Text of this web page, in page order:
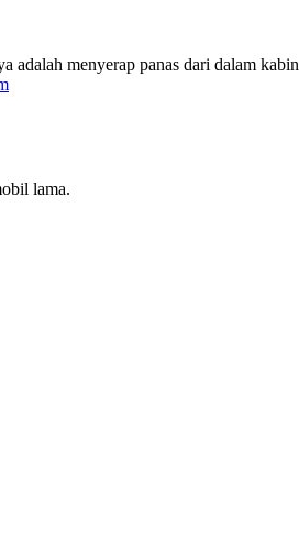
menyerap panas dari dalam
lama.